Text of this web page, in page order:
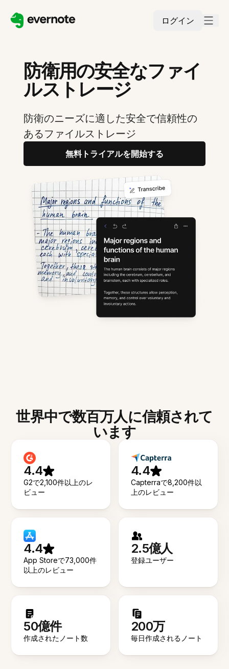
ログイン
防衛用の安全なファイ
ルストレージ
防衛のニーズに適した安全で信頼性の
あるファイルストレージ
無料トライアルを開始する
世界中で数百万人に信頼されて
います
4.4
G2で2,100件以上のレ
ビュー
4.4
Capterraで8,200件以
上のレビュー
4.4
App Storeで73,000件
以上のレビュー
2.5億人
登録ユーザー
50億件
作成されたノート数
200万
毎日作成されるノート